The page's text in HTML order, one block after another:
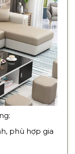
phù hợp gia